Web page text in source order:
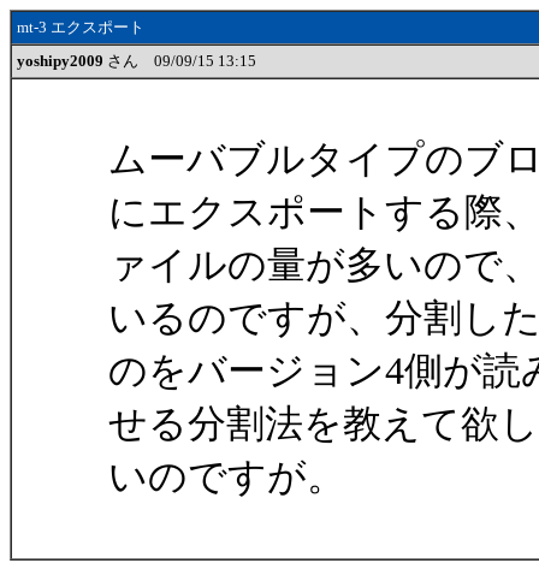
mt-3 エクスポート
yoshipy2009 さん 09/09/15 13:15
ムーバブルタイプのブ
にエクスポートする際
ァイルの量が多いので
いるのですが、分割し
のをバージョン4側が
せる分割法を教えて欲し
いのですが。